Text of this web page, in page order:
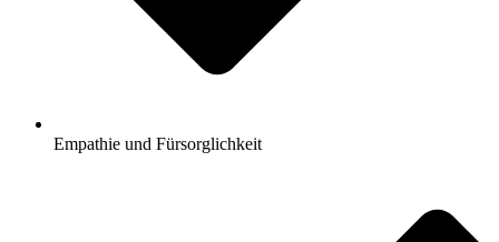
Empathie und Fürsorglichkeit